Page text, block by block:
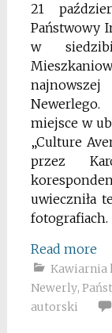
21
Państwowy
w
najnowszej
miejsce w
„Culture
przez
uwieczniła
fotografiach.
Read more
Kawiarnia
Newerly,
autorski